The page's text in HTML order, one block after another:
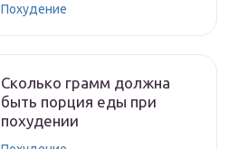
Похудение
Сколько грамм должна
быть порция еды при
похудении